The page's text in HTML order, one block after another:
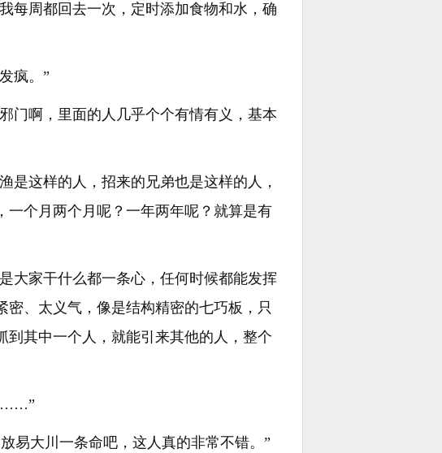
每周都回去一次，定时添加食物和水，确
疯。”
门啊，里面的人几乎个个有情有义，基本
是这样的人，招来的兄弟也是这样的人，
个月两个月呢？一年两年呢？就算是有
大家干什么都一条心，任何时候都能发挥
、太义气，像是结构精密的七巧板，只
其中一个人，就能引来其他的人，整个
……”
易大川一条命吧，这人真的非常不错。”